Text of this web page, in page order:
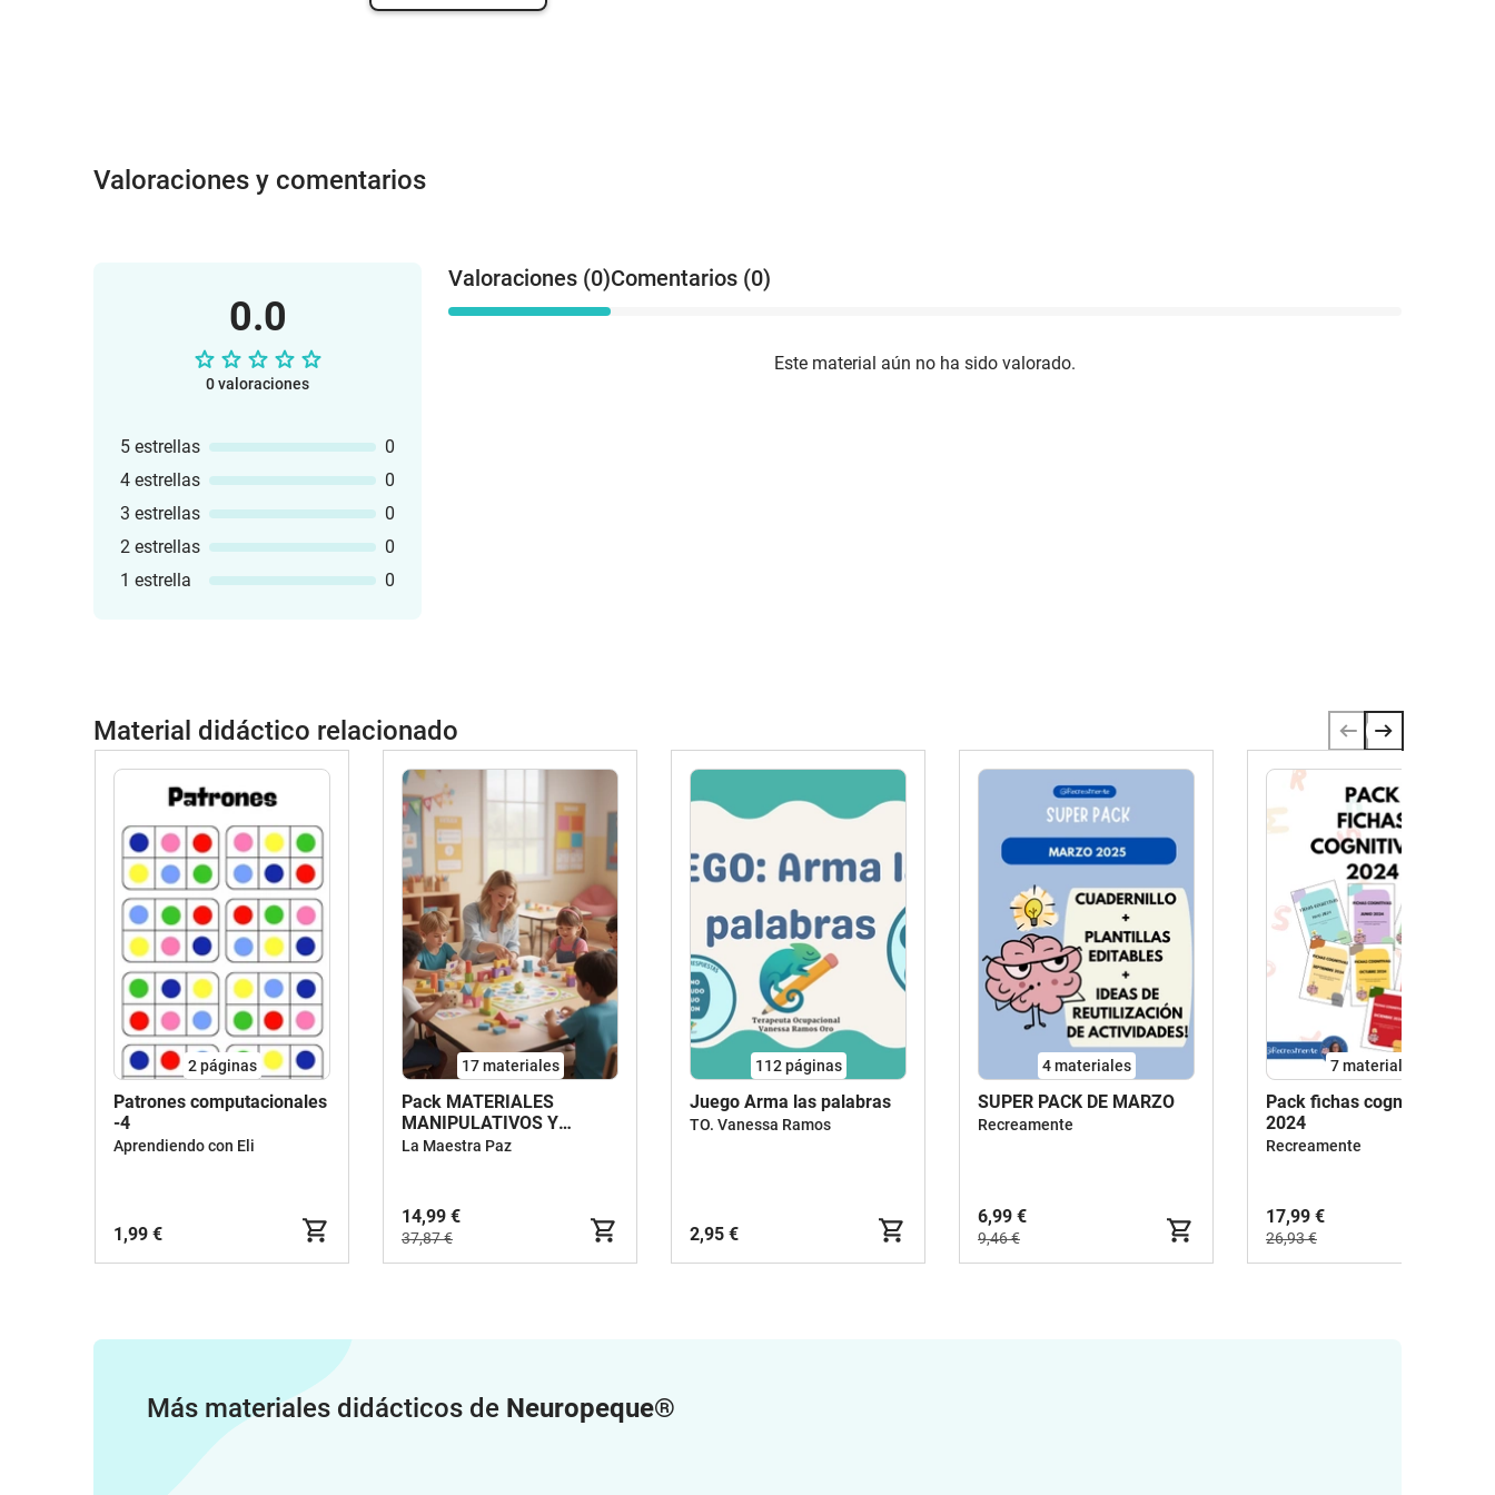
Valoraciones y comentarios
0.0
0 valoraciones
5 estrellas
0
4 estrellas
0
3 estrellas
0
2 estrellas
0
1 estrella
0
Valoraciones (0)Comentarios (0)
Este material aún no ha sido valorado.
Material didáctico relacionado
2páginas
Patrones computacionales
-4
Aprendiendo con Eli
1,99 €
17 materiales
Pack MATERIALES
MANIPULATIVOS Y
GAMIFICACIÓN
La Maestra Paz
14,99 €
37,87 €
112páginas
Juego Arma las palabras
TO. Vanessa Ramos
2,95 €
4 materiales
SUPER PACK DE MARZO
Recreamente
6,99 €
9,46 €
7 materiales
Pack fichas cognitivas
2024
Recreamente
17,99 €
26,93 €
Más materiales didácticos de Neuropeque®